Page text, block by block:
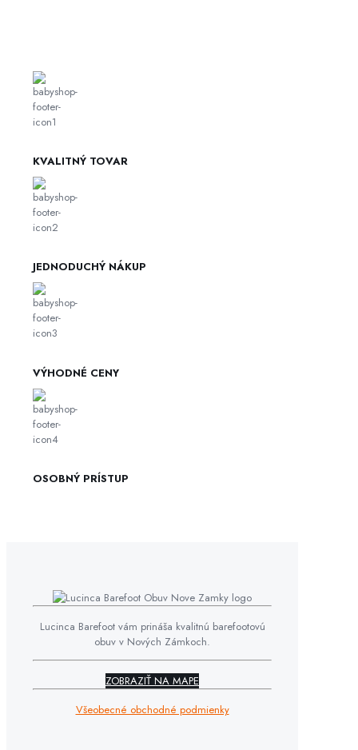
KVALITNÝ TOVAR
JEDNODUCHÝ NÁKUP
VÝHODNÉ CENY
OSOBNÝ PRÍSTUP
Lucinca Barefoot vám prináša kvalitnú barefootovú
obuv v Nových Zámkoch.
ZOBRAZIŤ NA MAPE
Všeobecné obchodné podmienky